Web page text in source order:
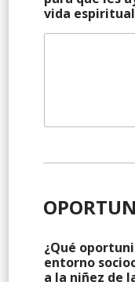
vida
¿Qué
entorno
a la niñez de